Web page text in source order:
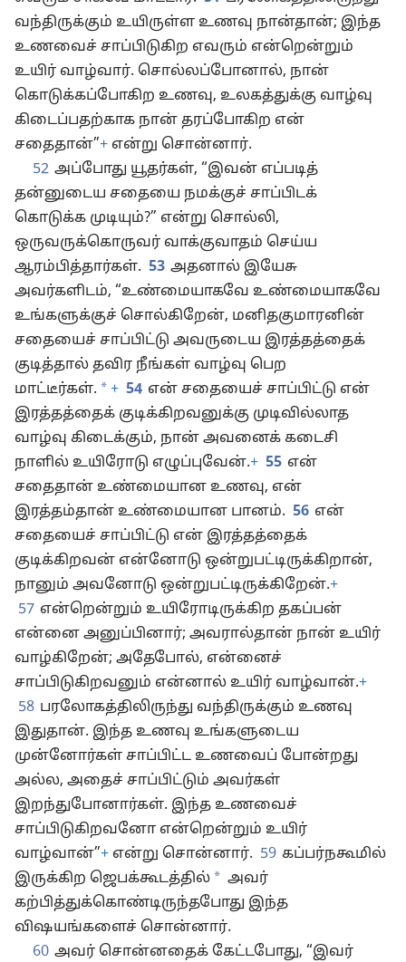
வந்திருக்கும் உயிருள்ள உணவு நான்தான்; இந்த
உணவைச் சாப்பிடுகிற எவரும் என்றென்றும்
உயிர் வாழ்வார். சொல்லப்போனால், நான்
கொடுக்கப்போகிற உணவு, உலகத்துக்கு வாழ்வு
கிடைப்பதற்காக நான் தரப்போகிற என்
சதைதான்”+ என்று சொன்னார்.
52 அப்போது யூதர்கள், “இவன் எப்படித்
தன்னுடைய சதையை நமக்குச் சாப்பிடக்
கொடுக்க முடியும்?” என்று சொல்லி,
ஒருவருக்கொருவர் வாக்குவாதம் செய்ய
ஆரம்பித்தார்கள். 53 அதனால் இயேசு
அவர்களிடம், “உண்மையாகவே உண்மையாகவே
உங்களுக்குச் சொல்கிறேன், மனிதகுமாரனின்
சதையைச் சாப்பிட்டு அவருடைய இரத்தத்தைக்
குடித்தால் தவிர நீங்கள் வாழ்வு பெற
மாட்டீர்கள். * + 54 என் சதையைச் சாப்பிட்டு என்
இரத்தத்தைக் குடிக்கிறவனுக்கு முடிவில்லாத
வாழ்வு கிடைக்கும், நான் அவனைக் கடைசி
நாளில் உயிரோடு எழுப்புவேன்.+ 55 என்
சதைதான் உண்மையான உணவு, என்
இரத்தம்தான் உண்மையான பானம். 56 என்
சதையைச் சாப்பிட்டு என் இரத்தத்தைக்
குடிக்கிறவன் என்னோடு ஒன்றுபட்டிருக்கிறான்,
நானும் அவனோடு ஒன்றுபட்டிருக்கிறேன்.+
57 என்றென்றும் உயிரோடிருக்கிற தகப்பன்
என்னை அனுப்பினார்; அவரால்தான் நான் உயிர்
வாழ்கிறேன்; அதேபோல், என்னைச்
சாப்பிடுகிறவனும் என்னால் உயிர் வாழ்வான்.+
58 பரலோகத்திலிருந்து வந்திருக்கும் உணவு
இதுதான். இந்த உணவு உங்களுடைய
முன்னோர்கள் சாப்பிட்ட உணவைப் போன்றது
அல்ல, அதைச் சாப்பிட்டும் அவர்கள்
இறந்துபோனார்கள். இந்த உணவைச்
சாப்பிடுகிறவனோ என்றென்றும் உயிர்
வாழ்வான்”+ என்று சொன்னார். 59 கப்பர்நகூமில்
இருக்கிற ஜெபக்கூடத்தில் * அவர்
கற்பித்துக்கொண்டிருந்தபோது இந்த
விஷயங்களைச் சொன்னார்.
60 அவர் சொன்னதைக் கேட்டபோது, “இவர்